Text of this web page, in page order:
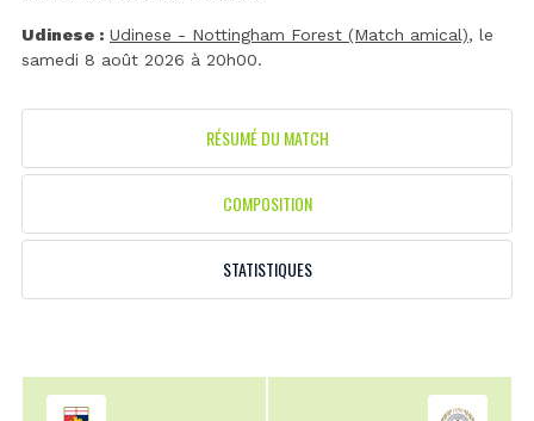
Udinese : Udinese - Nottingham Forest (Match amical), le
samedi 8 août 2026 à 20h00.
RÉSUMÉ DU MATCH
COMPOSITION
STATISTIQUES